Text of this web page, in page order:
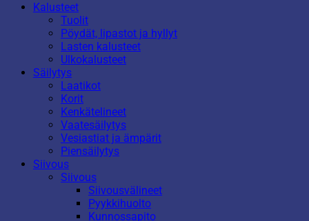
Kalusteet
Tuolit
Pöydät, lipastot ja hyllyt
Lasten kalusteet
Ulkokalusteet
Säilytys
Laatikot
Korit
Kenkätelineet
Vaatesäilytys
Vesiastiat ja ämpärit
Piensäilytys
Siivous
Siivous
Siivousvälineet
Pyykkihuolto
Kunnossapito